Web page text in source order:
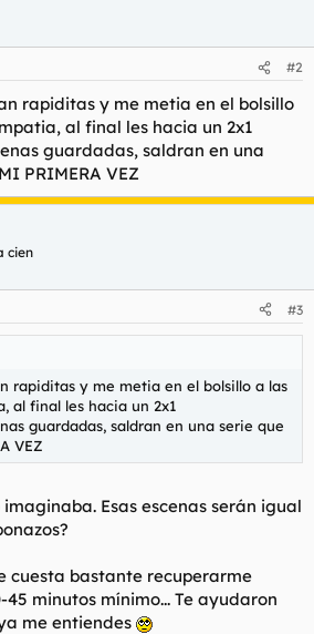
#2
rapiditas y me metia en el bolsillo
al final les hacia un 2x1
guardadas, saldran en una
PRIMERA VEZ
cien
#3
rapiditas y me metia en el bolsillo a las
al final les hacia un 2x1
guardadas, saldran en una serie que
VEZ
imaginaba. Esas escenas serán igual
cuesta bastante recuperarme
minutos mínimo... Te ayudaron
me entiendes